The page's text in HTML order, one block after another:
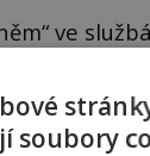
ve
rodin,
Anebo
soubory